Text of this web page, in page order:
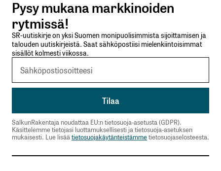
Nimesi tai nimimerkkisi*
Sähköpostiosoitteesi*
Tilaa SalkunRakentajan uutiskirje
Pysy mukana markkinoiden
rytmissä!
SR-uutiskirje on yksi Suomen monipuolisimmista sijoittamisen ja
talouden uutiskirjeistä. Saat sähköpostiisi mielenkiintoisimmat
sisällöt kolmesti viikossa.
SalkunRakentaja noudattaa EU:n tietosuoja-asetusta (GDPR).
Käsittelemme tietojasi luottamuksellisesti ja tietosuoja-asetuksen
mukaisesti. Lue lisäätietosuojakäytänteistämmetietosuojaselosteesta.